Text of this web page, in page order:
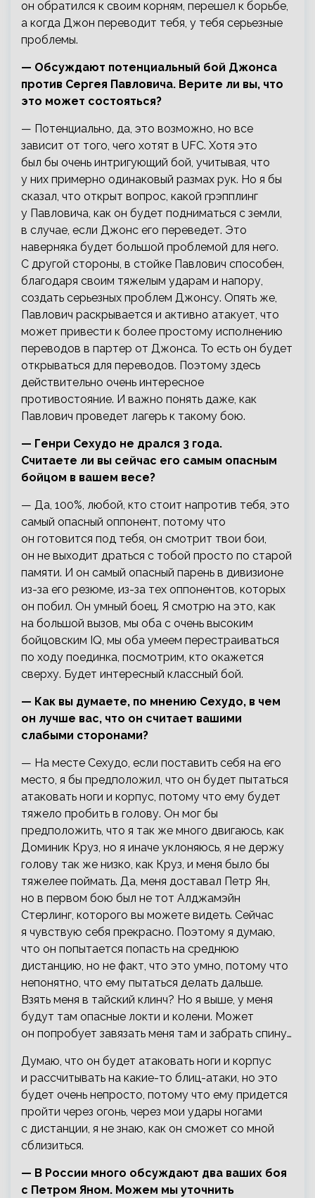
он обратился к своим корням, перешел к борьбе,
а когда Джон переводит тебя, у тебя серьезные
проблемы.
— Обсуждают потенциальный бой Джонса
против Сергея Павловича. Верите ли вы, что
это может состояться?
— Потенциально, да, это возможно, но все
зависит от того, чего хотят в UFC. Хотя это
был бы очень интригующий бой, учитывая, что
у них примерно одинаковый размах рук. Но я бы
сказал, что открыт вопрос, какой грэпплинг
у Павловича, как он будет подниматься с земли,
в случае, если Джонс его переведет. Это
наверняка будет большой проблемой для него.
С другой стороны, в стойке Павлович способен,
благодаря своим тяжелым ударам и напору,
создать серьезных проблем Джонсу. Опять же,
Павлович раскрывается и активно атакует, что
может привести к более простому исполнению
переводов в партер от Джонса. То есть он будет
открываться для переводов. Поэтому здесь
действительно очень интересное
противостояние. И важно понять даже, как
Павлович проведет лагерь к такому бою.
— Генри Сехудо не дрался 3 года.
Считаете ли вы сейчас его самым опасным
бойцом в вашем весе?
— Да, 100%, любой, кто стоит напротив тебя, это
самый опасный оппонент, потому что
он готовится под тебя, он смотрит твои бои,
он не выходит драться с тобой просто по старой
памяти. И он самый опасный парень в дивизионе
из-за его резюме, из-за тех оппонентов, которых
он побил. Он умный боец. Я смотрю на это, как
на большой вызов, мы оба с очень высоким
бойцовским IQ, мы оба умеем перестраиваться
по ходу поединка, посмотрим, кто окажется
сверху. Будет интересный классный бой.
— Как вы думаете, по мнению Сехудо, в чем
он лучше вас, что он считает вашими
слабыми сторонами?
— На месте Сехудо, если поставить себя на его
место, я бы предположил, что он будет пытаться
атаковать ноги и корпус, потому что ему будет
тяжело пробить в голову. Он мог бы
предположить, что я так же много двигаюсь, как
Доминик Круз, но я иначе уклоняюсь, я не держу
голову так же низко, как Круз, и меня было бы
тяжелее поймать. Да, меня доставал Петр Ян,
но в первом бою был не тот Алджамэйн
Стерлинг, которого вы можете видеть. Сейчас
я чувствую себя прекрасно. Поэтому я думаю,
что он попытается попасть на среднюю
дистанцию, но не факт, что это умно, потому что
непонятно, что ему пытаться делать дальше.
Взять меня в тайский клинч? Но я выше, у меня
будут там опасные локти и колени. Может
он попробует завязать меня там и забрать спину…
Думаю, что он будет атаковать ноги и корпус
и рассчитывать на какие-то блиц-атаки, но это
будет очень непросто, потому что ему придется
пройти через огонь, через мои удары ногами
с дистанции, я не знаю, как он сможет со мной
сблизиться.
— В России много обсуждают два ваших боя
с Петром Яном. Можем мы уточнить